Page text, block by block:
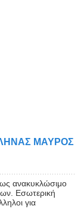
ΜΑΥΡΟΣ
ανακυκλώσιμο
Εσωτερική
για